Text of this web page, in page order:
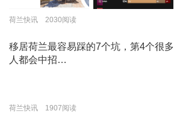
荷兰快讯 2030阅读
移居荷兰最容易踩的7个坑，第4个很多
人都会中招…
荷兰快讯 1907阅读